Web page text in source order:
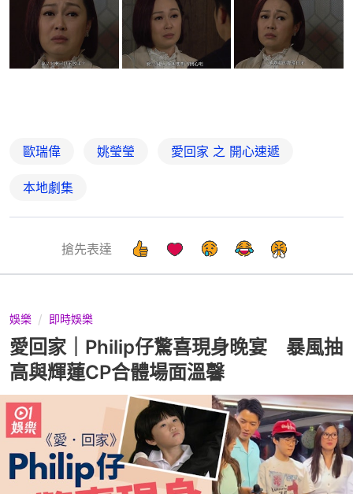
歐瑞偉 姚瑩瑩 愛回家 之 開心速遞
本地劇集
搶先表達
娛樂 即時娛樂
愛回家｜Philip仔驚喜現身晚宴 暴風抽
高與輝蓮CP合體場面溫馨